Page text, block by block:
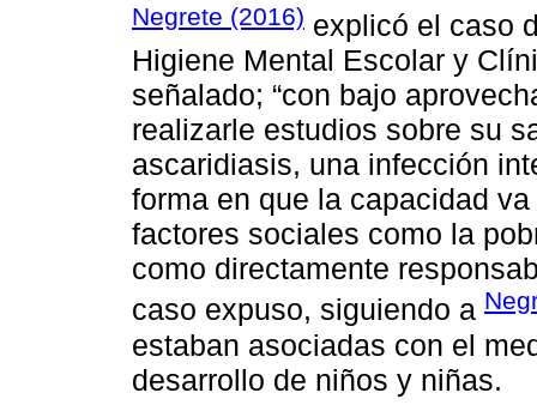
Negrete (2016) explicó el caso
Higiene Mental Escolar y
señalado; “con bajo
realizarle estudios sobre su
ascaridiasis, una infección
forma en que la capacidad
factores sociales como la
como directamente
caso expuso, siguiendo a
estaban asociadas con el
desarrollo de niños y niñas.